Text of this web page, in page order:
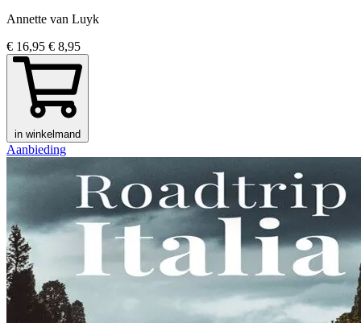
Annette van Luyk
€ 16,95 € 8,95
in winkelmand
Aanbieding